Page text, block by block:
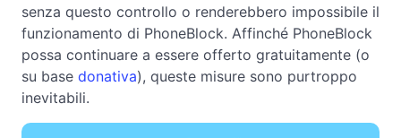
senza questo controllo o renderebbero impossibile il
funzionamento di PhoneBlock. Affinché PhoneBlock
possa continuare a essere offerto gratuitamente (o
su base donativa), queste misure sono purtroppo
inevitabili.